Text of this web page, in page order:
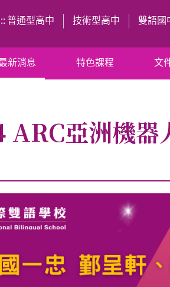
普通型高中 技術型高中 雙語國
新消息 特色課程 文
ARC亞洲機器